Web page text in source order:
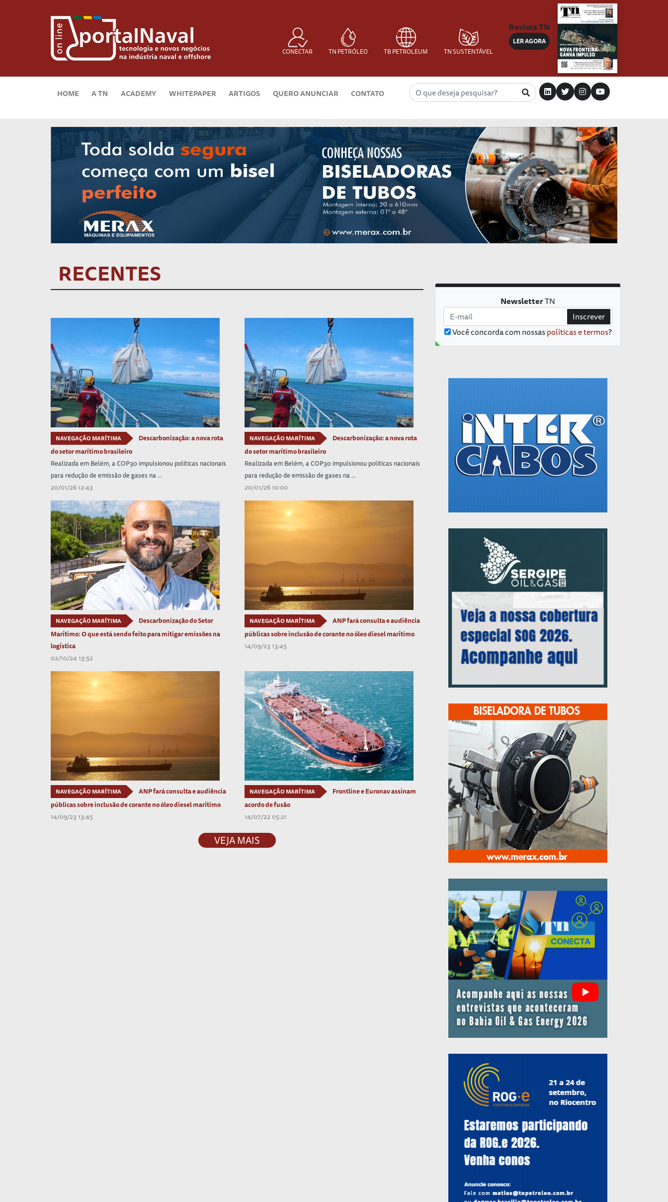
CONECTAR TN PETRÓLEO TB PETROLEUM TN SUSTENTÁVEL
Revista TN
LER AGORA
HOME A TN ACADEMY WHITEPAPER ARTIGOS QUERO ANUNCIAR CONTATO
RECENTES
NAVEGAÇÃO MARÍTIMA
Descarbonização: a nova rota
do setor marítimo brasileiro
Realizada em Belém, a COP30 impulsionou políticas nacionais
para redução de emissão de gases na ...
20/01/26 12:43
NAVEGAÇÃO MARÍTIMA
Descarbonização: a nova rota
do setor marítimo brasileiro
Realizada em Belém, a COP30 impulsionou políticas nacionais
para redução de emissão de gases na ...
20/01/26 10:00
NAVEGAÇÃO MARÍTIMA
Descarbonização do Setor
Marítimo: O que está sendo feito para mitigar emissões na
logística
02/10/24 13:52
NAVEGAÇÃO MARÍTIMA
ANP fará consulta e audiência
públicas sobre inclusão de corante no óleo diesel marítimo
14/09/23 13:45
NAVEGAÇÃO MARÍTIMA
ANP fará consulta e audiência
públicas sobre inclusão de corante no óleo diesel marítimo
14/09/23 13:45
NAVEGAÇÃO MARÍTIMA
Frontline e Euronav assinam
acordo de fusão
14/07/22 05:21
VEJA MAIS
NewsletterTN
Você concorda com nossaspolíticas e termos?
Inscrever